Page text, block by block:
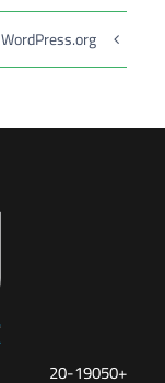
WordPress.org
+20-19050